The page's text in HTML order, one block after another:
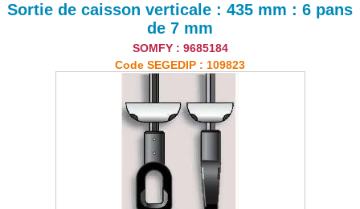
Sortie de caisson verticale : 435 mm : 6 pans
de 7 mm
SOMFY : 9685184
Code SEGEDIP : 109823